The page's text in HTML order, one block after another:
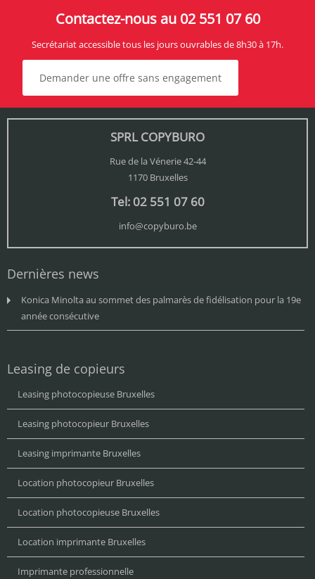
Contactez-nous au 02 551 07 60
Secrétariat accessible tous les jours ouvrables de 8h30 à 17h.
Demander une offre sans engagement
SPRL COPYBURO
Rue de la Vénerie 42-44
1170 Bruxelles
Tel: 02 551 07 60
info@copyburo.be
Dernières news
Konica Minolta au sommet des palmarès de fidélisation pour la 19e
année consécutive
Leasing de copieurs
Leasing photocopieuse Bruxelles
Leasing photocopieur Bruxelles
Leasing imprimante Bruxelles
Location photocopieur Bruxelles
Location photocopieuse Bruxelles
Location imprimante Bruxelles
Imprimante professionnelle